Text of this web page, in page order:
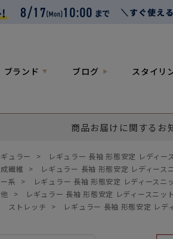
ブランド ブログ スタイリ
商品お届けに関するお
ュラー >
レギュラー 長袖 形態安定 レディー
繊維
>
レギュラー 長袖 形態安定 レディース
系
>
レギュラー 長袖 形態安定 レディースニ
>
レギュラー 長袖 形態安定 レディースニッ
ストレッチ > レギュラー 長袖 形態安定 レデ